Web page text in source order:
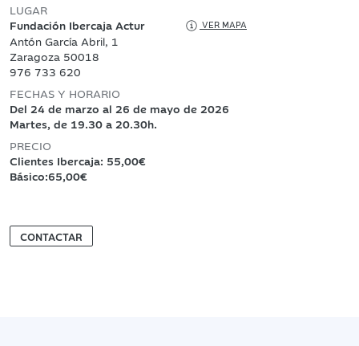
LUGAR
Fundación Ibercaja Actur
VER MAPA
Antón García Abril, 1
Zaragoza 50018
976 733 620
FECHAS Y HORARIO
Del 24 de marzo al 26 de mayo de 2026
Martes, de 19.30 a 20.30h.
PRECIO
Clientes Ibercaja: 55,00€
Básico:65,00€
CONTACTAR